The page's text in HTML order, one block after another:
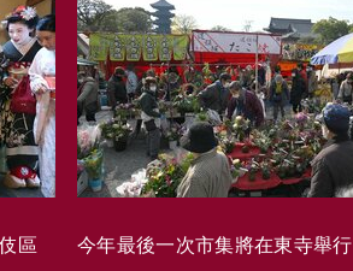
區 今年最後一次市集將在東寺舉行